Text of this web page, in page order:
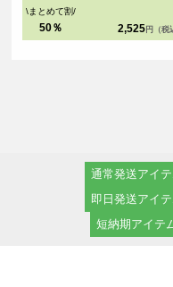
インした全面プリントも剥がれるこ
用しています。
\まとめて割/
50％ 2,525 円（税
通常発送アイ
即日発送アイ
短納期アイテ